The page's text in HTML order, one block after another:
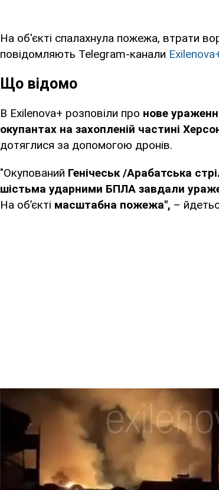
На об'єкті спалахнула пожежа, втрати
повідомляють Telegram-канали
Що відомо
В Exilenova+ розповіли про нове
окупантах на захопленій частині
дотяглися за допомогою дронів.
"Окупований Генічеськ /Арабатська
шістьма ударними БПЛА завдали
На об’єкті масштабна пожежа", –